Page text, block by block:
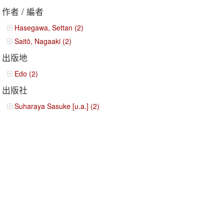
作者 / 編者
Hasegawa, Settan (2)
Saitō, Nagaaki (2)
出版地
Edo (2)
出版社
Suharaya Sasuke [u.a.] (2)